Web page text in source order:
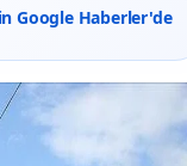
Google Haberler'de